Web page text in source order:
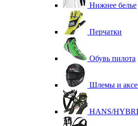
Нижнее белье
Перчатки
Обувь пилота
Шлемы и
HANS/